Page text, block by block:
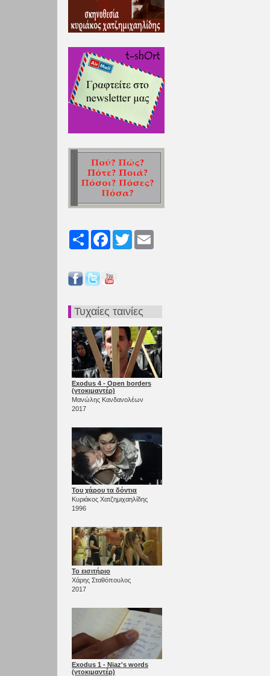
Share FacebookTwitter
Τυχαίες ταινίες
Exodus 4 - Open borders
(ντοκιμαντέρ)
Μανώλης Κανδανολέων
2017
Του χάρου τα δόντια
Κυριάκος Χατζημιχαηλίδης
1996
Το εισιτήριο
Χάρης Σταθόπουλος
2017
Exodus 1 - Niaz's words
(ντοκιμαντέρ)